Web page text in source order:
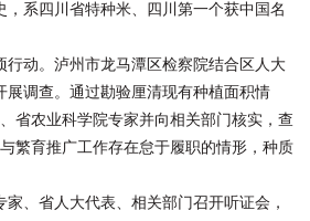
系四川省特种米、四川第一个获中国名
动。泸州市龙马潭区检察院结合区人大
调查。通过勘验厘清现有种植面积情
省农业科学院专家并向相关部门核实，查
繁育推广工作存在怠于履职的情形，种质
、省人大代表、相关部门召开听证会，